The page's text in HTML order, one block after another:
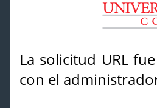
La solicitud URL
con el